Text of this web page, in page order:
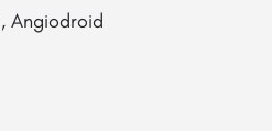
Angiodroid